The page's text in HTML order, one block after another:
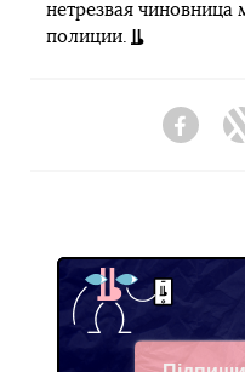
нетрезвая чиновница
полиции.